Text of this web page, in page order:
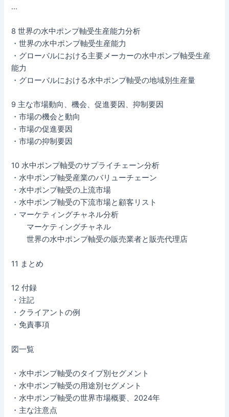
…
8 世界の水中ポンプ軸受生産能力分析
・世界の水中ポンプ軸受生産能力
・グローバルにおける主要メーカーの水中ポンプ軸受生産
能力
・グローバルにおける水中ポンプ軸受の地域別生産量
9 主な市場動向、機会、促進要因、抑制要因
・市場の機会と動向
・市場の促進要因
・市場の抑制要因
10 水中ポンプ軸受のサプライチェーン分析
・水中ポンプ軸受産業のバリューチェーン
・水中ポンプ軸受の上流市場
・水中ポンプ軸受の下流市場と顧客リスト
・マーケティングチャネル分析
マーケティングチャネル
世界の水中ポンプ軸受の販売業者と販売代理店
11 まとめ
12 付録
・注記
・クライアントの例
・免責事項
図一覧
・水中ポンプ軸受のタイプ別セグメント
・水中ポンプ軸受の用途別セグメント
・水中ポンプ軸受の世界市場概要、2024年
・主な注意点